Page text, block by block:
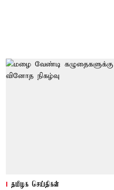
தமிழக செய்திகள்